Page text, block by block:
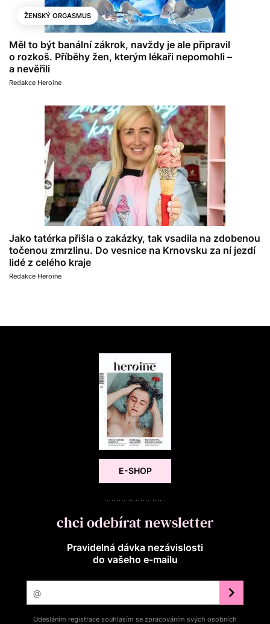
ŽENSKÝ ORGASMUS
Měl to být banální zákrok, navždy je ale připravil
o rozkoš. Příběhy žen, kterým lékaři nepomohli –
a nevěřili
Redakce Heroine
Jako tatérka přišla o zakázky, tak vsadila na zdobenou
točenou zmrzlinu. Do vesnice na Krnovsku za ní jezdí
lidé z celého kraje
Redakce Heroine
E-SHOP
chci odebírat newsletter
Pravidelná dávka nezávislosti
do vašeho e‑mailu
Odesláním registrace souhlasím se zpracováním svých osobních